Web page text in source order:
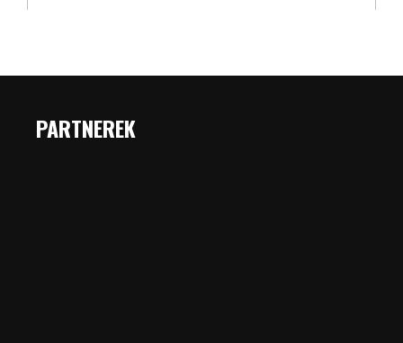
PARTNEREK